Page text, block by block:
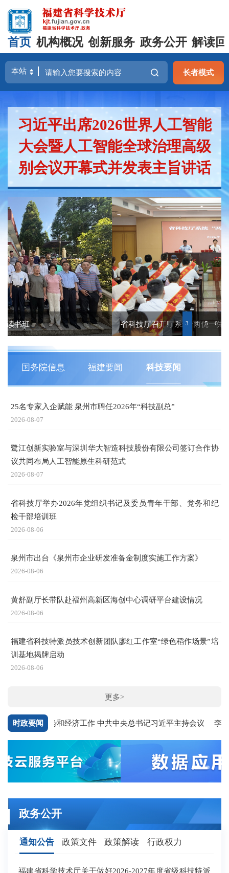
首页 机构概况 创新服务 政务公开 解读
长者模式
习近平出席2026世界人工智能
大会暨人工智能全球治理高级
别会议开幕式并发表主旨讲话
省科技厅召开厅系统“两优一先”表彰大会 1 2 3 4 5 6
国务院信息 福建要闻 科技要闻
25名专家入企赋能 泉州市聘任2026年“科技副总”
2026-08-07
鹭江创新实验室与深圳华大智造科技股份有限公司签订合作协
议共同布局人工智能原生科研范式
2026-08-07
省科技厅举办2026年党组织书记及委员青年干部、党务和纪
检干部培训班
2026-08-06
泉州市出台《泉州市企业研发准备金制度实施工作方案》
2026-08-06
黄舒副厅长带队赴福州高新区海创中心调研平台建设情况
2026-08-06
福建省科技特派员技术创新团队廖红工作室“绿色稻作场景”培
训基地揭牌启动
2026-08-06
更多>
时政要闻
经济形势和经济工作 中共中央总书记习近平主持会议 李强主
政务公开
通知公告 政策文件 政策解读 行政权力
福建省科学技术厅关于做好2026-2027年度省级科技特派